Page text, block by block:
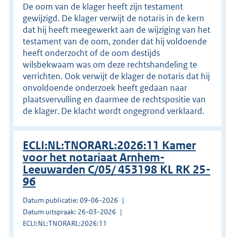
De oom van de klager heeft zijn testament
gewijzigd. De klager verwijt de notaris in de kern
dat hij heeft meegewerkt aan de wijziging van het
testament van de oom, zonder dat hij voldoende
heeft onderzocht of de oom destijds
wilsbekwaam was om deze rechtshandeling te
verrichten. Ook verwijt de klager de notaris dat hij
onvoldoende onderzoek heeft gedaan naar
plaatsvervulling en daarmee de rechtspositie van
de klager. De klacht wordt ongegrond verklaard.
ECLI:NL:TNORARL:2026:11 Kamer
voor het notariaat Arnhem-
Leeuwarden C/05/ 453198 KL RK 25-
96
Datum publicatie: 09-06-2026
Datum uitspraak: 26-03-2026
ECLI:NL:TNORARL:2026:11